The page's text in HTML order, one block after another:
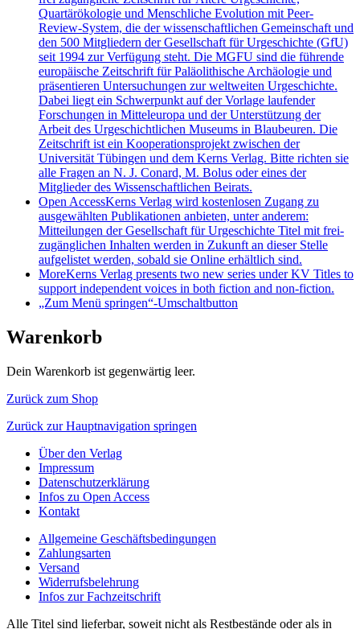
Quartärökologie und Menschliche Evolution mit Peer-
Review-System, die der wissenschaftlichen Gemeinschaft und
den 500 Mitgliedern der Gesellschaft für Urgeschichte (GfU)
seit 1994 zur Verfügung steht. Die MGFU sind die führende
europäische Zeitschrift für Paläolithische Archäologie und
präsentieren Untersuchungen zur weltweiten Urgeschichte.
Dabei liegt ein Schwerpunkt auf der Vorlage laufender
Forschungen in Mitteleuropa und der Unterstützung der
Arbeit des Urgeschichtlichen Museums in Blaubeuren. Die
Zeitschrift ist ein Kooperationsprojekt zwischen der
Universität Tübingen und dem Kerns Verlag. Bitte richten sie
alle Fragen an N. J. Conard, M. Bolus oder eines der
Mitglieder des Wissenschaftlichen Beirats.
Open AccessKerns Verlag wird kostenlosen Zugang zu
ausgewählten Publikationen anbieten, unter anderem:
Mitteilungen der Gesellschaft für Urgeschichte Titel mit frei-
zugänglichen Inhalten werden in Zukunft an dieser Stelle
aufgelistet werden, sobald sie Online erhältlich sind.
MoreKerns Verlag presents two new series under KV Titles to
support independent voices in both fiction and non-fiction.
„Zum Menü springen“-Umschaltbutton
Warenkorb
Dein Warenkorb ist gegenwärtig leer.
Zurück zum Shop
Zurück zur Hauptnavigation springen
Über den Verlag
Impressum
Datenschutzerklärung
Infos zu Open Access
Kontakt
Allgemeine Geschäftsbedingungen
Zahlungsarten
Versand
Widerrufsbelehrung
Infos zur Fachzeitschrift
Alle Titel sind lieferbar, soweit nicht als Restbestände oder als in